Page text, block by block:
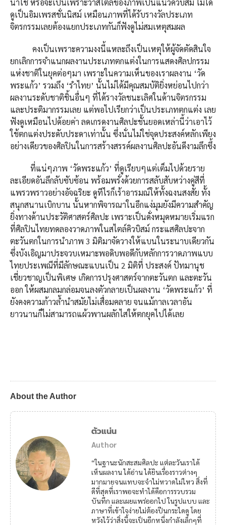
น่าใช่ หรือจะเป็นเพราะว่าสไตล์ของภาพเป็นแนวคิวบิสม์ ไม่ได้
ดูเป็นอิมเพรสชั่นนิสม์ เหมือนภาพที่ได้รับรางวัลประเภท
จิตรกรรมเลยต้องแยกประเภทกันก็ฟังดูไม่สมเหตุสมผล
คงเป็นเพราะความงงนี้แหละถึงเป็นเหตุให้ผู้จัดตัดสินใจ
ยกเลิกการจำแนกผลงานประเภทตกแต่งในการแสดงศิลปกรรม
แห่งชาติในยุคต่อๆมา เพราะในความเห็นของเราผลงาน ‘วัด
พระแก้ว’ รวมถึง ‘รำไทย’ นั้นไม่ได้มีคุณสมบัติยิ่งหย่อนไปกว่า
ผลงานระดับชาติชิ้นอื่นๆ ที่ได้รางวัลชนะเลิศในด้านจิตรกรรม
และประติมากรรมเลย แต่พอไปเรียกว่าเป็นประเภทตกแต่ง เลย
ฟังดูเหมือนไปด้อยค่า ลดเกรดงานศิลปะชั้นยอดเหล่านี้ว่าเอาไว้
ใช้ตกแต่งประดับประดาเท่านั้น ซึ่งนั่นไม่ใช่จุดประสงค์หลักเพียง
อย่างเดียวของศิลปินในการสร้างสรรค์ผลงานศิลปะอันดีงามลึกซึ้ง
ที่แน่ๆภาพ ‘วัดพระแก้ว’ ที่ดูเรียบๆแต่เต็มไปด้วยราย
ละเอียดอันลึกลับซับซ้อน พร้อมพรั่งด้วยการสลับสับหว่างคู่สีที่
แพรวพราวอย่างอัจฉริยะ ดูทีไรก็เร้าอารมณ์ให้ทั้งฉงนสงสัย ทั้ง
สนุกสนานเบิกบาน นั้นหากพิจารณาในอีกแง่มุมยังมีความสำคัญ
ยิ่งทางด้านประวัติศาสตร์ศิลปะ เพราะเป็นดั่งหมุดหมายเริ่มแรก
ที่ศิลปินไทยทดลองวาดภาพในสไตล์คิวบิสม์ กระแสศิลปะจาก
ตะวันตกในการนำภาพ 3 มิติมาจัดวางให้แบนในระนาบเดียวกัน
ซึ่งบังเอิญมาประจวบเหมาะพอดิบพอดีกับหลักการวาดภาพแบบ
ไทยประเพณีที่มีลักษณะแบนเป็น 2 มิติที่ ประสงค์ ปัทมานุช
เชี่ยวชาญเป็นพิเศษ เกิดการปรุงศาสตร์จากตะวันตก และตะวัน
ออก ให้ผสมกลมกล่อมจนลงตัวกลายเป็นผลงาน ‘วัดพระแก้ว’ ที่
ยังคงความก้าวล้ำนำสมัยไม่เสื่อมคลาย จนแม้กาลเวลาอัน
ยาวนานก็ไม่สามารถแผ้วพานผลักไสให้ตกยุคไปได้เลย
About the Author
ตัวแน่น
Author
“ในฐานะนักสะสมศิลปะ แต่ละวันเราได้
เห็นผลงาน ได้อ่าน ได้ยินเรื่องราวต่างๆ
มากมายจนแทบจะจำไม่หวาดไม่ไหว สิ่งที่
ดีที่สุดที่เราพอจะทำได้คือการรวบรวม
บันทึก และเผยแพร่ออกไป ในรูปแบบ และ
ภาษาที่เข้าใจง่ายไม่ต้องปีนกระไดดู โดย
หวังไว้ว่าสิ่งนี้จะเป็นอีกหนึ่งกำลังเล็กๆที่